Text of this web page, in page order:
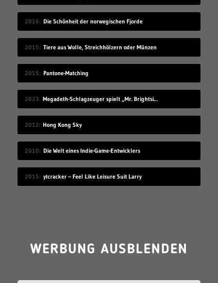
2016 Die Schönheit der norwegischen Fjorde
2015 Tiere aus Wolle, Streichhölzern oder Münzen
2015 Pantone-Matching
2023 Megadeth-Schlagzeuger spielt „Mr. Brightside“, ohne es zu kennen
2012 Hong Kong Sky
2010 Die Welt eines Indie-Game-Entwicklers
2015 ytcracker – Feel Like Leisure Suit Larry
WERBUNG AUSBLENDEN